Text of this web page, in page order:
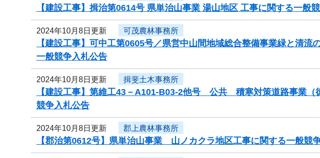
【建設工事】揖治第0614号 県単治山事業 湯山地区 工事に関する一般
2024年10月8日更新 可茂農林事務所
【建設工事】可中工第0605号／県営中山間地域総合整備事業緑と清流
一般競争入札公告
2024年10月8日更新 揖斐土木事務所
【建設工事】第維工43－A101-B03-2他号 公共 積寒対策道路事業（
競争入札公告
2024年10月8日更新 郡上農林事務所
【郡治第0612号】県単治山事業 山ノカクラ地区工事に関する一般競